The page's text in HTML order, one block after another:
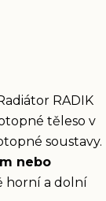
RADIK
těleso v
soustavy.
nebo
horní a dolní